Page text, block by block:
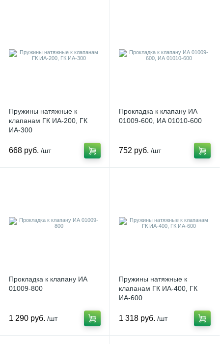
Пружины натяжные к
клапанам ГК ИА-200, ГК
ИА-300
668 руб. /шт
Прокладка к клапану ИА
01009-600, ИА 01010-600
752 руб. /шт
Прокладка к клапану ИА
01009-800
1 290 руб. /шт
Пружины натяжные к
клапанам ГК ИА-400, ГК
ИА-600
1 318 руб. /шт